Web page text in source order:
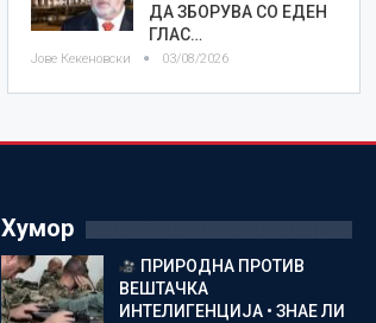
ДА ЗБОРУВА СО ЕДЕН
ГЛАС…
Јове Кекеновски 03/08/2026
Хумор
ПРИРОДНА ПРОТИВ
ВЕШТАЧКА
ИНТЕЛИГЕНЦИЈА • ЗНАЕ ЛИ